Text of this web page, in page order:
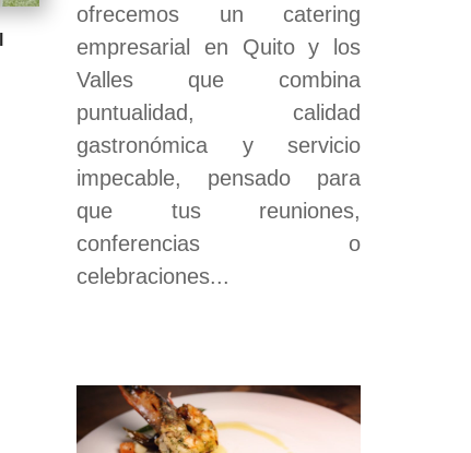
ofrecemos un catering
empresarial en Quito y los
Valles que combina
puntualidad, calidad
gastronómica y servicio
impecable, pensado para
que tus reuniones,
conferencias o
celebraciones...